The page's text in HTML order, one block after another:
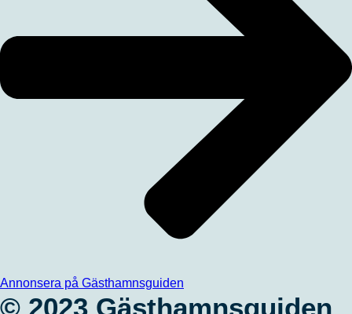
Annonsera på Gästhamnsguiden
© 2023 Gästhamnsguiden